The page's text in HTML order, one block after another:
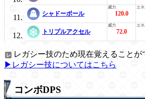
シャドーボール 120.0
トリプルアクセル 72.0
レガシー技のため現在覚えることが
▶レガシー技についてはこちら
コンボDPS